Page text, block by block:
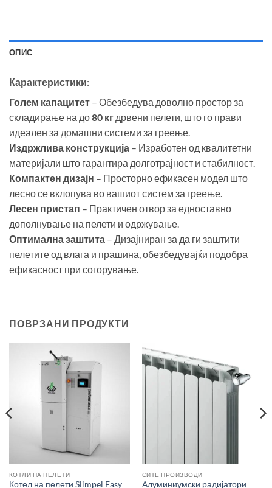
ОПИС
Карактеристики:
Голем капацитет – Обезбедува доволно простор за
складирање на до80 кг дрвени пелети, што го прави
идеален за домашни системи за греење.
Издржлива конструкција – Изработен од квалитетни
материјали што гарантира долготрајност и стабилност.
Компактен дизајн – Просторно ефикасен модел што
лесно се вклопува во вашиот систем за греење.
Лесен пристап – Практичен отвор за едноставно
дополнување на пелети и одржување.
Оптимална заштита – Дизајниран за да ги заштити
пелетите од влага и прашина, обезбедувајќи подобра
ефикасност при согорување.
ПОВРЗАНИ ПРОДУКТИ
КОТЛИ НА ПЕЛЕТИ
Котел на пелети Slimpel Easy
СИТЕ ПРОИЗВОДИ
Алуминиумски радијатори